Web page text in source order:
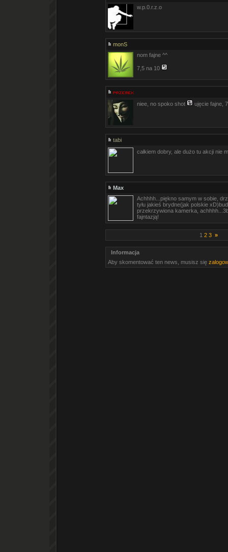
w.p.0.r.z.o
monS
nom fajne ^^
7,5 na 10
niee, no spoko shot ujęcie fajne,
tabi
całkiem dobry, ale dużo tu akcji nie
Max
Achhhh...piękno samym w sobie,
tyłu jakieś brydne(jak polskie
przekrzywiona kamerka,
fajntazją!
1 2 3 »
Informacja
Aby skomentować ten news, musisz się